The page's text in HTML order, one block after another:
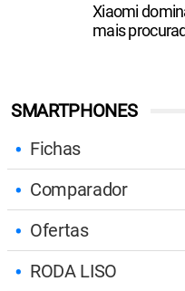
SMARTPHONES
Fichas
Comparador
Ofertas
RODA LISO
Xiaomi
mais